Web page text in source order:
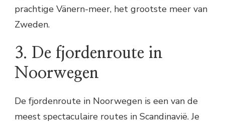
prachtige Vänern-meer, het grootste meer van
Zweden.
3. De fjordenroute in
Noorwegen
De fjordenroute in Noorwegen is een van de
meest spectaculaire routes in Scandinavië. Je